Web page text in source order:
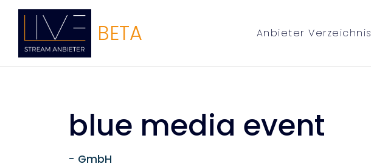
BETA Anbieter Verzeichnis
blue media event
- GmbH